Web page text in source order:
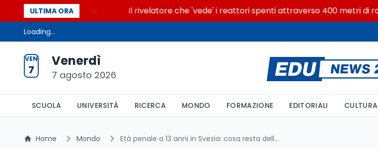
ULTIMA ORA
la glicolisi Il rivelatore che 'vede' i reattori spenti attraverso 400 metri di roccia
Loading...
VEN
7
Venerdì
7 agosto 2026
SCUOLA UNIVERSITÀ RICERCA MONDO FORMAZIONE EDITORIALI CULTURA
Home Mondo Età penale a 13 anni in Svezia: cosa resta della riforma antigang